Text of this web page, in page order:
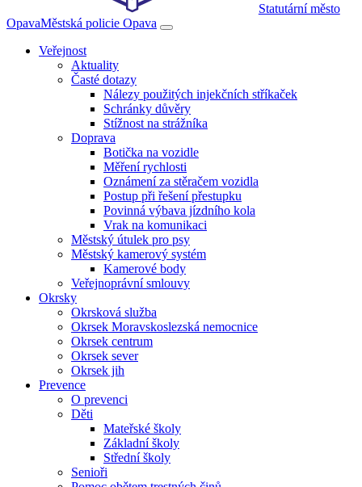
Statutární město
OpavaMěstská policie Opava
Veřejnost
Aktuality
Časté dotazy
Nálezy použitých injekčních stříkaček
Schránky důvěry
Stížnost na strážníka
Doprava
Botička na vozidle
Měření rychlosti
Oznámení za stěračem vozidla
Postup při řešení přestupku
Povinná výbava jízdního kola
Vrak na komunikaci
Městský útulek pro psy
Městský kamerový systém
Kamerové body
Veřejnoprávní smlouvy
Okrsky
Okrsková služba
Okrsek Moravskoslezská nemocnice
Okrsek centrum
Okrsek sever
Okrsek jih
Prevence
O prevenci
Děti
Mateřské školy
Základní školy
Střední školy
Senioři